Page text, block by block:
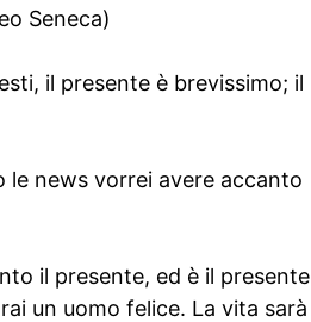
Seneca)
il presente è brevissimo; il
le news vorrei avere accanto
il presente, ed è il presente
un uomo felice. La vita sarà